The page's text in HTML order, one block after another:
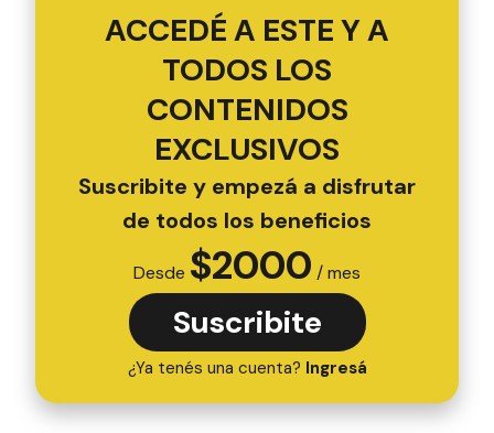
ACCEDÉ A ESTE Y A
TODOS LOS
CONTENIDOS
EXCLUSIVOS
Suscribite y empezá a disfrutar
de todos los beneficios
Desde $2000 / mes
Suscribite
¿Ya tenés una cuenta? Ingresá